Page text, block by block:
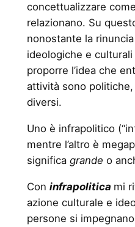
concettualizzare
relazionano. Su
nonostante la
ideologiche e
proporre l’idea che
attività sono
diversi.
Uno è infrapolitico
mentre l’altro è
significa grande o
Con infrapolitica mi
azione culturale e
persone si